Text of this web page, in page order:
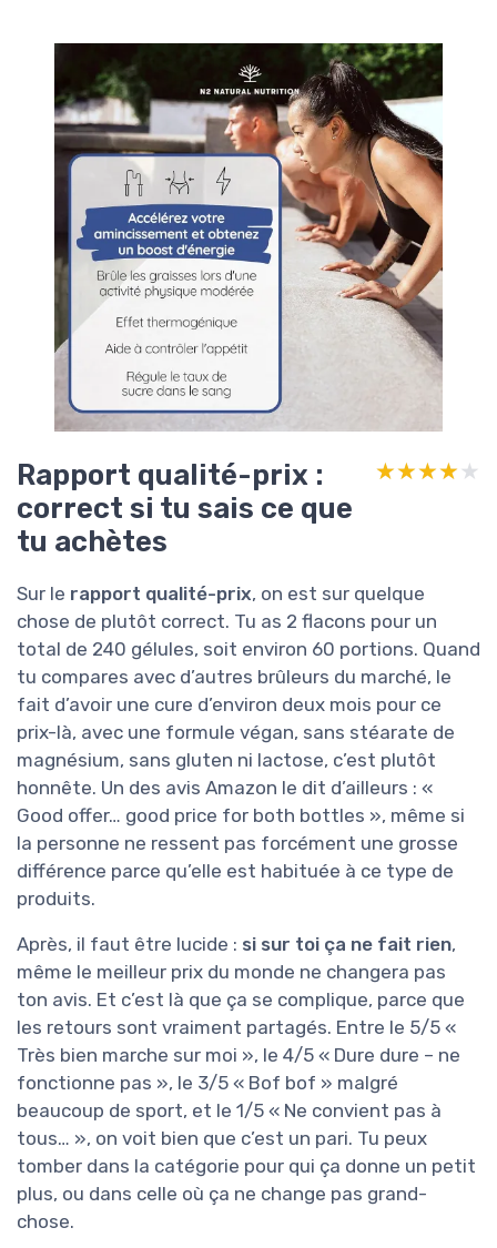
Rapport qualité-prix :
correct si tu sais ce que
tu achètes
★★★★★
★★★★★
Sur le rapport qualité-prix, on est sur quelque
chose de plutôt correct. Tu as 2 flacons pour un
total de 240 gélules, soit environ 60 portions. Quand
tu compares avec d’autres brûleurs du marché, le
fait d’avoir une cure d’environ deux mois pour ce
prix-là, avec une formule végan, sans stéarate de
magnésium, sans gluten ni lactose, c’est plutôt
honnête. Un des avis Amazon le dit d’ailleurs : «
Good offer… good price for both bottles », même si
la personne ne ressent pas forcément une grosse
différence parce qu’elle est habituée à ce type de
produits.
Après, il faut être lucide : si sur toi ça ne fait rien,
même le meilleur prix du monde ne changera pas
ton avis. Et c’est là que ça se complique, parce que
les retours sont vraiment partagés. Entre le 5/5 «
Très bien marche sur moi », le 4/5 « Dure dure – ne
fonctionne pas », le 3/5 « Bof bof » malgré
beaucoup de sport, et le 1/5 « Ne convient pas à
tous… », on voit bien que c’est un pari. Tu peux
tomber dans la catégorie pour qui ça donne un petit
plus, ou dans celle où ça ne change pas grand-
chose.